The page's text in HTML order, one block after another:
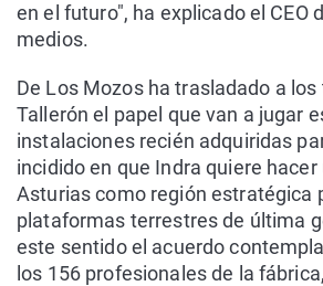
en el futuro", ha explicado el CEO
medios.
De Los Mozos ha trasladado a los
Tallerón el papel que van a jugar
instalaciones recién adquiridas
incidido en que Indra quiere
Asturias como región estratégica
plataformas terrestres de última
este sentido el acuerdo
los 156 profesionales de la